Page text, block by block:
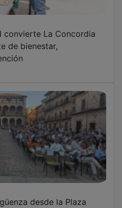
de Despoblación de
es la “más envidiada en